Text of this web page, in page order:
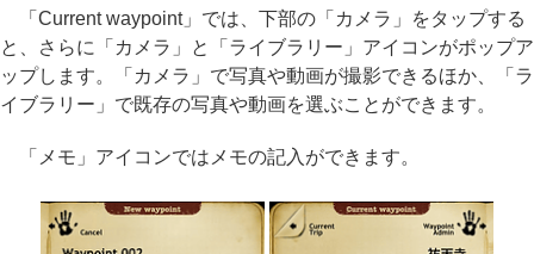
「Current waypoint」では、下部の「カメラ」をタップする
と、さらに「カメラ」と「ライブラリー」アイコンがポップア
ップします。「カメラ」で写真や動画が撮影できるほか、「ラ
イブラリー」で既存の写真や動画を選ぶことができます。
「メモ」アイコンではメモの記入ができます。